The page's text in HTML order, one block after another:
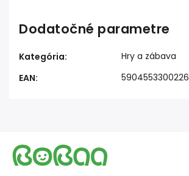
Dodatočné parametre
Kategória:
Hry a zábava
EAN: 5904553300226